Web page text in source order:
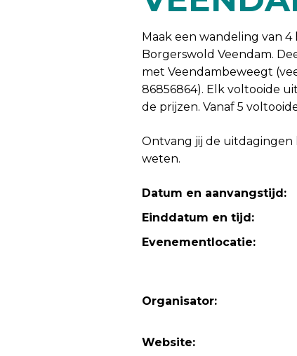
Maak een wandeling van
Borgerswold Veendam.
met Veendambeweegt
86856864). Elk voltooide
de prijzen. Vanaf 5
Ontvang jij de uitdagingen
weten.
Datum en aanvangstijd:
Einddatum en tijd:
Evenementlocatie:
Organisator:
Website: